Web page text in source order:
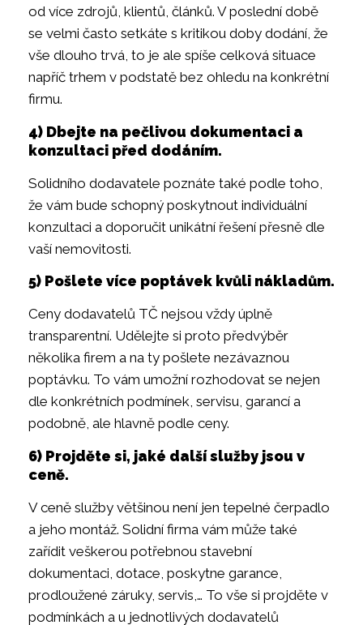
od více zdrojů, klientů, článků. V poslední době
se velmi často setkáte s kritikou doby dodání, že
vše dlouho trvá, to je ale spíše celková situace
napříč trhem v podstatě bez ohledu na konkrétní
firmu.
4) Dbejte na pečlivou dokumentaci a
konzultaci před dodáním.
Solidního dodavatele poznáte také podle toho,
že vám bude schopný poskytnout individuální
konzultaci a doporučit unikátní řešení přesně dle
vaší nemovitosti.
5) Pošlete více poptávek kvůli nákladům.
Ceny dodavatelů TČ nejsou vždy úplně
transparentní. Udělejte si proto předvýběr
několika firem a na ty pošlete nezávaznou
poptávku. To vám umožní rozhodovat se nejen
dle konkrétních podmínek, servisu, garancí a
podobně, ale hlavně podle ceny.
6) Projděte si, jaké další služby jsou v
ceně.
V ceně služby většinou není jen tepelné čerpadlo
a jeho montáž. Solidní firma vám může také
zařídit veškerou potřebnou stavební
dokumentaci, dotace, poskytne garance,
prodloužené záruky, servis,… To vše si projděte v
podmínkách a u jednotlivých dodavatelů